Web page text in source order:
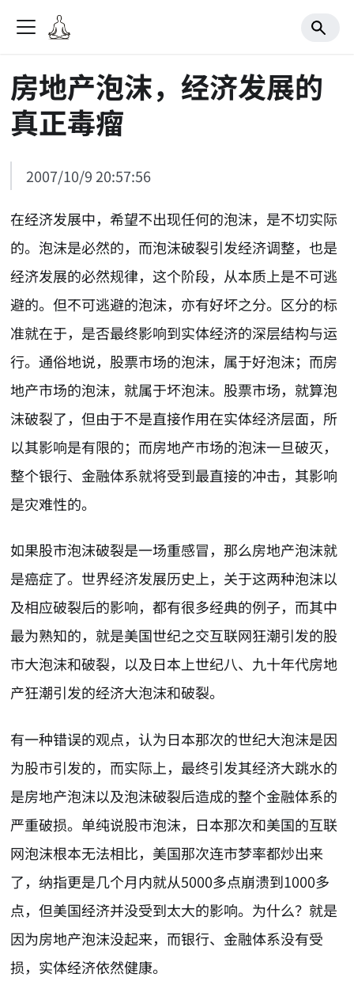
房地产泡沫，经济发展的
真正毒瘤
2007/10/9 20:57:56
在经济发展中，希望不出现任何的泡沫，是不切实际
的。泡沫是必然的，而泡沫破裂引发经济调整，也是
经济发展的必然规律，这个阶段，从本质上是不可逃
避的。但不可逃避的泡沫，亦有好坏之分。区分的标
准就在于，是否最终影响到实体经济的深层结构与运
行。通俗地说，股票市场的泡沫，属于好泡沫；而房
地产市场的泡沫，就属于坏泡沫。股票市场，就算泡
沫破裂了，但由于不是直接作用在实体经济层面，所
以其影响是有限的；而房地产市场的泡沫一旦破灭，
整个银行、金融体系就将受到最直接的冲击，其影响
是灾难性的。
如果股市泡沫破裂是一场重感冒，那么房地产泡沫就
是癌症了。世界经济发展历史上，关于这两种泡沫以
及相应破裂后的影响，都有很多经典的例子，而其中
最为熟知的，就是美国世纪之交互联网狂潮引发的股
市大泡沫和破裂，以及日本上世纪八、九十年代房地
产狂潮引发的经济大泡沫和破裂。
有一种错误的观点，认为日本那次的世纪大泡沫是因
为股市引发的，而实际上，最终引发其经济大跳水的
是房地产泡沫以及泡沫破裂后造成的整个金融体系的
严重破损。单纯说股市泡沫，日本那次和美国的互联
网泡沫根本无法相比，美国那次连市梦率都炒出来
了，纳指更是几个月内就从5000多点崩溃到1000多
点，但美国经济并没受到太大的影响。为什么？就是
因为房地产泡沫没起来，而银行、金融体系没有受
损，实体经济依然健康。